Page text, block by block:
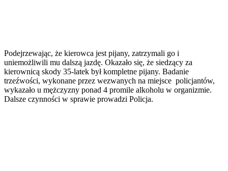
Podejrzewając, że kierowca jest pijany, zatrzymali go i
uniemożliwili mu dalszą jazdę. Okazało się, że siedzący za
kierownicą skody 35-latek był kompletne pijany. Badanie
trzeźwości, wykonane przez wezwanych na miejsce policjantów,
wykazało u mężczyzny ponad 4 promile alkoholu w organizmie.
Dalsze czynności w sprawie prowadzi Policja.